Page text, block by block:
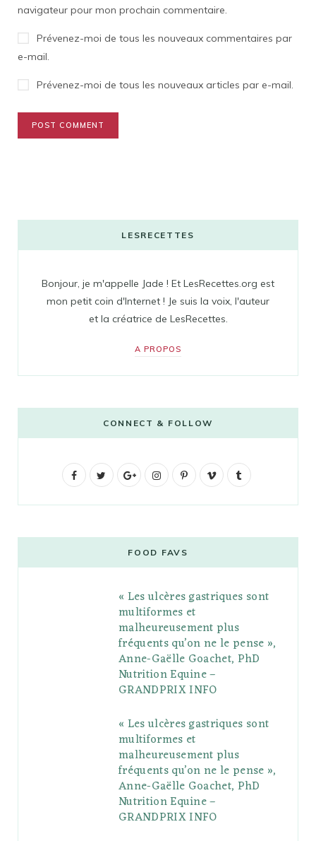
navigateur pour mon prochain commentaire.
Prévenez-moi de tous les nouveaux commentaires par
e-mail.
Prévenez-moi de tous les nouveaux articles par e-mail.
LESRECETTES
Bonjour, je m'appelle Jade ! Et LesRecettes.org est
mon petit coin d'Internet ! Je suis la voix, l'auteur
et la créatrice de LesRecettes.
A PROPOS
CONNECT & FOLLOW
F
b
t
G
g
l
e
P
l
s
I
t
a
g
r
a
P
e
r
e
s
V
o
l
r
FOOD FAVS
« Les ulcères gastriques sont
multiformes et
malheureusement plus
fréquents qu’on ne le pense »,
Anne-Gaëlle Goachet, PhD
Nutrition Equine –
GRANDPRIX INFO
« Les ulcères gastriques sont
multiformes et
malheureusement plus
fréquents qu’on ne le pense »,
Anne-Gaëlle Goachet, PhD
Nutrition Equine –
GRANDPRIX INFO